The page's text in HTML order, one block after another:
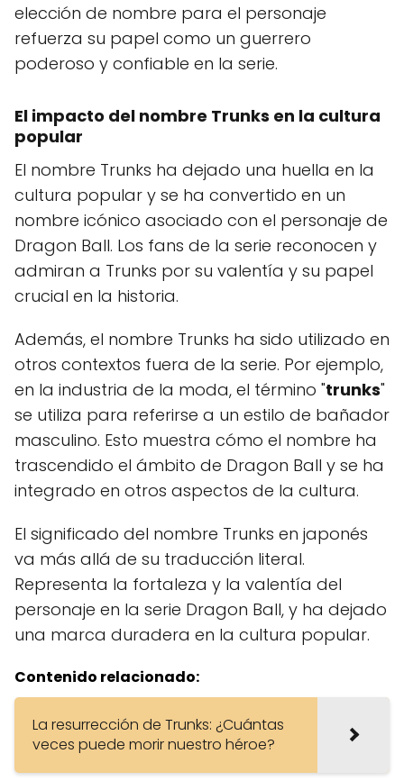
elección de nombre para el personaje
refuerza su papel como un guerrero
poderoso y confiable en la serie.
El impacto del nombre Trunks en la cultura
popular
El nombre Trunks ha dejado una huella en la
cultura popular y se ha convertido en un
nombre icónico asociado con el personaje de
Dragon Ball. Los fans de la serie reconocen y
admiran a Trunks por su valentía y su papel
crucial en la historia.
Además, el nombre Trunks ha sido utilizado en
otros contextos fuera de la serie. Por ejemplo,
en la industria de la moda, el término "trunks"
se utiliza para referirse a un estilo de bañador
masculino. Esto muestra cómo el nombre ha
trascendido el ámbito de Dragon Ball y se ha
integrado en otros aspectos de la cultura.
El significado del nombre Trunks en japonés
va más allá de su traducción literal.
Representa la fortaleza y ​​la valentía del
personaje en la serie Dragon Ball, y ha dejado
una marca duradera en la cultura popular.
Contenido relacionado:
La resurrección de Trunks: ¿Cuántas
veces puede morir nuestro héroe?